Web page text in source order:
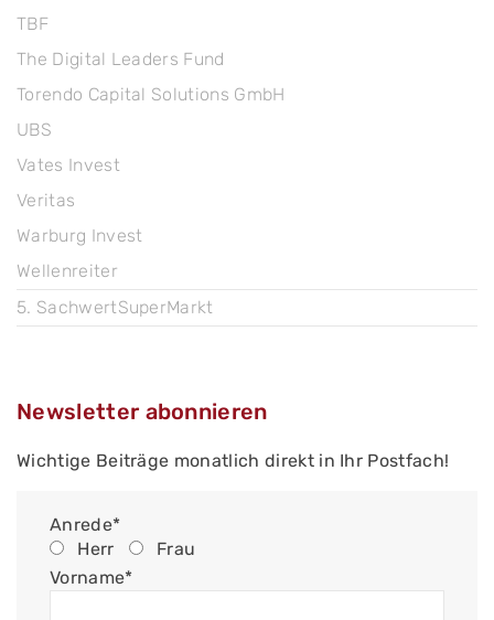
TBF
The Digital Leaders Fund
Torendo Capital Solutions GmbH
UBS
Vates Invest
Veritas
Warburg Invest
Wellenreiter
5. SachwertSuperMarkt
Newsletter abonnieren
Wichtige Beiträge monatlich direkt in Ihr Postfach!
Anrede*
Herr
Frau
Vorname*